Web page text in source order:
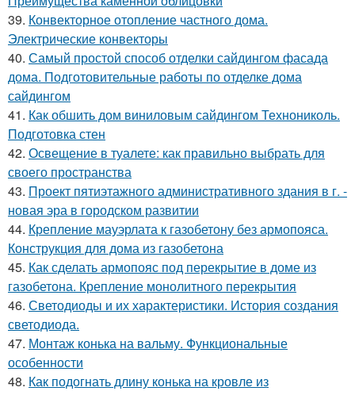
39. Конвекторное отопление частного дома.
Электрические конвекторы
40. Самый простой способ отделки сайдингом фасада
дома. Подготовительные работы по отделке дома
сайдингом
41. Как обшить дом виниловым сайдингом Технониколь.
Подготовка стен
42. Освещение в туалете: как правильно выбрать для
своего пространства
43. Проект пятиэтажного административного здания в г. -
новая эра в городском развитии
44. Крепление мауэрлата к газобетону без армопояса.
Конструкция для дома из газобетона
45. Как сделать армопояс под перекрытие в доме из
газобетона. Крепление монолитного перекрытия
46. Светодиоды и их характеристики. История создания
светодиода.
47. Монтаж конька на вальму. Функциональные
особенности
48. Как подогнать длину конька на кровле из